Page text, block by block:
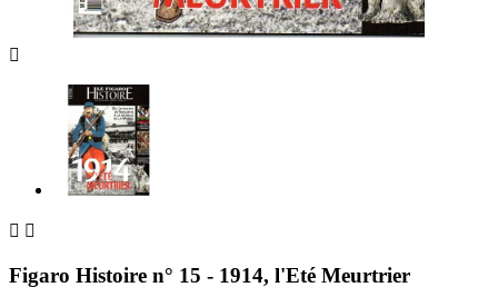

 
Figaro Histoire n° 15 - 1914, l'Eté Meurtrier